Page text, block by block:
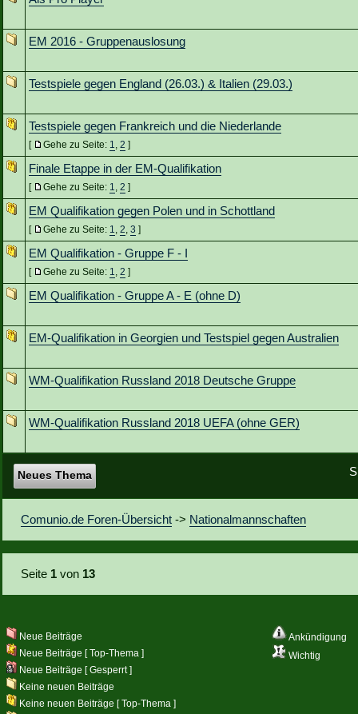
EM 2016 - Gruppenauslosung
Testspiele gegen England (26.03.) & Italien (29.03.)
Testspiele gegen Frankreich und die Niederlande
[ Gehe zu Seite: 1, 2 ]
Finale Etappe in der EM-Qualifikation
[ Gehe zu Seite: 1, 2 ]
EM Qualifikation gegen Polen und in Schottland
[ Gehe zu Seite: 1, 2, 3 ]
EM Qualifikation - Gruppe F - I
[ Gehe zu Seite: 1, 2 ]
EM Qualifikation - Gruppe A - E (ohne D)
EM-Qualifikation in Georgien und Testspiel gegen Australien
WM-Qualifikation Russland 2018 Deutsche Gruppe
WM-Qualifikation Russland 2018 UEFA (ohne GER)
Neues Thema
Comunio.de Foren-Übersicht -> Nationalmannschaften
Seite 1 von 13
Ankündigung
Wichtig
Neue Beiträge
Neue Beiträge [ Top-Thema ]
Neue Beiträge [ Gesperrt ]
Keine neuen Beiträge
Keine neuen Beiträge [ Top-Thema ]